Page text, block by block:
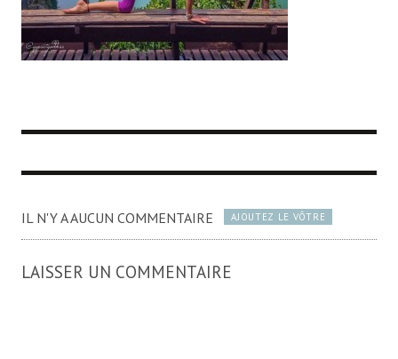
IL N'Y A AUCUN COMMENTAIRE AJOUTEZ LE VÔTRE
LAISSER UN COMMENTAIRE